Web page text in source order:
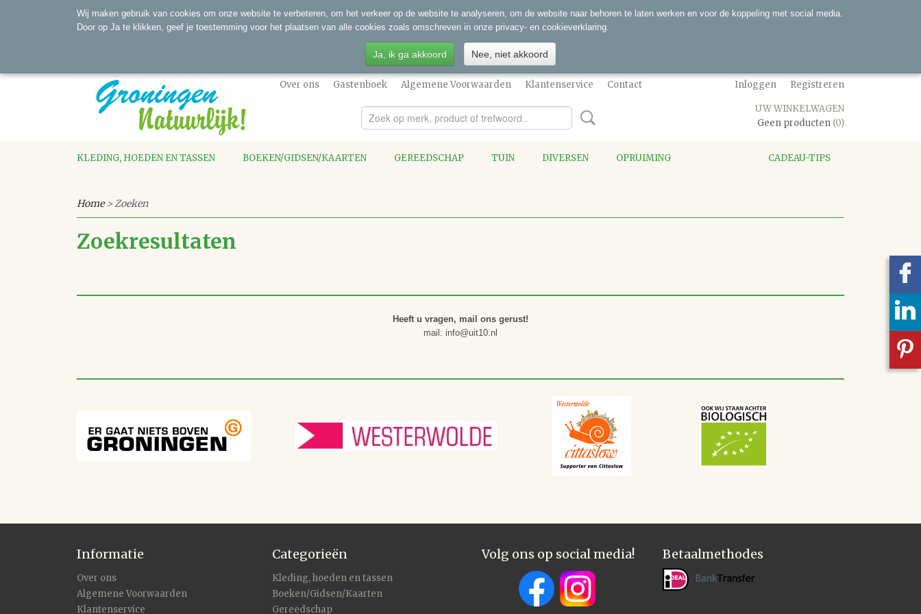
Over ons Gastenboek Algemene Voorwaarden Klantenservice Contact Inloggen Registreren
UW WINKELWAGEN
Geen producten (0)
CADEAU-TIPS
KLEDING, HOEDEN EN TASSEN BOEKEN/GIDSEN/KAARTEN GEREEDSCHAP TUIN DIVERSEN OPRUIMING
Home> Zoeken
Zoekresultaten
Heeft u vragen, mail ons gerust!
mail: info@uit10.nl
Informatie
Over ons
Algemene Voorwaarden
Klantenservice
Categorieën
Kleding, hoeden en tassen
Boeken/Gidsen/Kaarten
Gereedschap
Volg ons op social media! Betaalmethodes
Wij maken gebruik van cookies om onze website te verbeteren, om het verkeer op de website te analyseren, om de website naar behoren te laten werken en voor de koppeling met social media.
Door op Ja te klikken, geef je toestemming voor het plaatsen van alle cookies zoals omschreven in onze privacy- en cookieverklaring.
Ja, ik ga akkoord Nee, niet akkoord